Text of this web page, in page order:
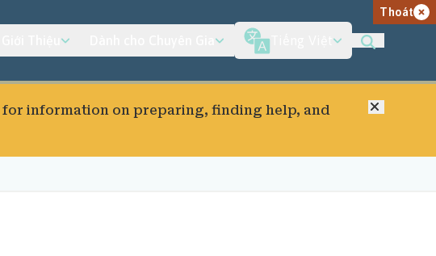
Thoát
for information on preparing, finding help, and
Đóng